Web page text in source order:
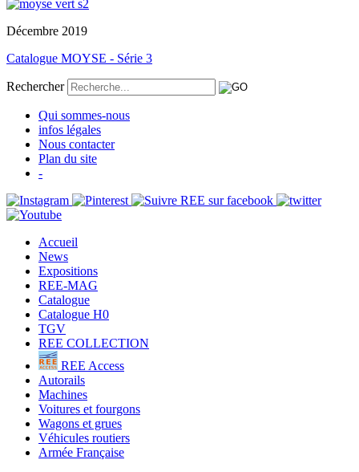
Décembre 2019
Catalogue MOYSE - Série 3
Rechercher
Qui sommes-nous
infos légales
Nous contacter
Plan du site
-
Accueil
News
Expositions
REE-MAG
Catalogue
Catalogue H0
TGV
REE COLLECTION
REE Access
Autorails
Machines
Voitures et fourgons
Wagons et grues
Véhicules routiers
Armée Française